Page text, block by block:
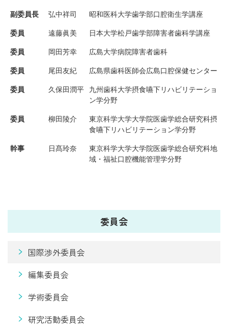
副委員長 弘中祥司 昭和医科大学歯学部口腔衛生学講座
委員 遠藤眞美 日本大学松戸歯学部障害者歯科学講座
委員 岡田芳幸 広島大学病院障害者歯科
委員 尾田友紀 広島県歯科医師会広島口腔保健センター
委員 久保田潤平
九州歯科大学摂食嚥下リハビリテーショ
ン学分野
委員 柳田陵介
東京科学大学大学院医歯学総合研究科摂
食嚥下リハビリテーション学分野
幹事 日髙玲奈
東京科学大学大学院医歯学総合研究科地
域・福祉口腔機能管理学分野
委員会
国際渉外委員会
編集委員会
学術委員会
研究活動委員会